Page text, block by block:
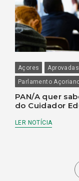
Açores Aprovadas
Parlamento
PAN/A quer
do Cuidador
LER NOTÍCIA